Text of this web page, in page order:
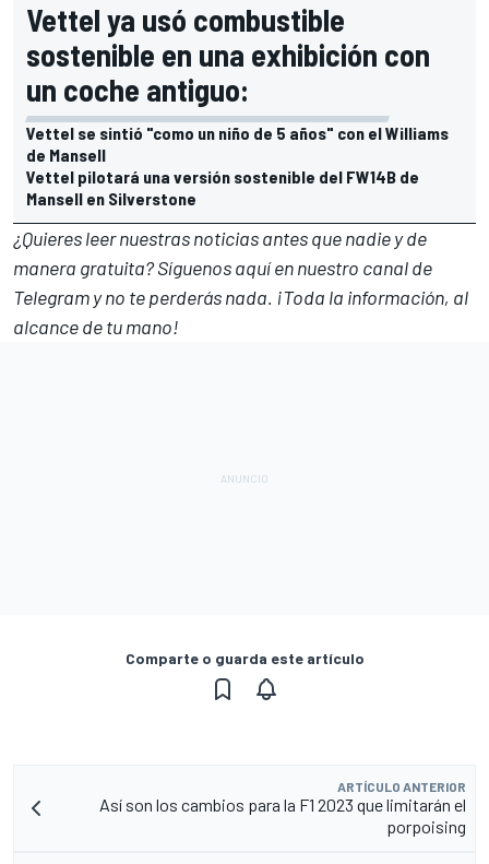
Vettel ya usó combustible
sostenible en una exhibición con
un coche antiguo:
Vettel se sintió "como un niño de 5 años" con el Williams
de Mansell
Vettel pilotará una versión sostenible del FW14B de
Mansell en Silverstone
¿Quieres leer nuestras noticias antes que nadie y de
manera gratuita? Síguenosaquí en nuestro canal de
Telegramy no te perderás nada. ¡Toda la información, al
alcance de tu mano!
Comparte o guarda este artículo
ARTÍCULO ANTERIOR
Así son los cambios para la F1 2023 que limitarán el
porpoising